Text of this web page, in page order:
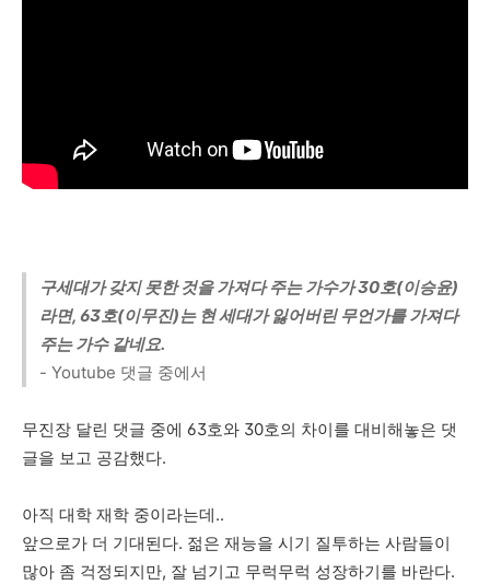
구세대가 갖지 못한 것을 가져다 주는 가수가 30호(이승윤)
라면, 63호(이무진)는 현 세대가 잃어버린 무언가를 가져다
주는 가수 같네요.
- Youtube 댓글 중에서
무진장 달린 댓글 중에 63호와 30호의 차이를 대비해놓은 댓
글을 보고 공감했다.
아직 대학 재학 중이라는데..
앞으로가 더 기대된다. 젊은 재능을 시기 질투하는 사람들이
많아 좀 걱정되지만, 잘 넘기고 무럭무럭 성장하기를 바란다.